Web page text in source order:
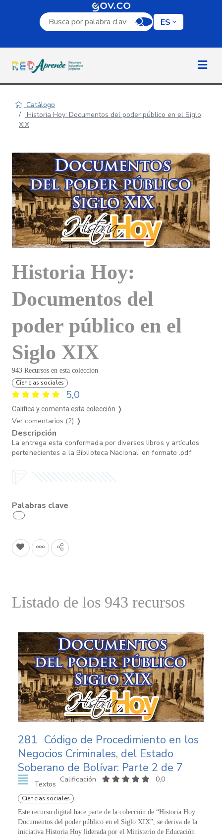
Campo de búsqueda por palabra clave
ES
Catálogo
Historia Hoy: Documentos del poder público en el Siglo
XIX
Historia Hoy:
Documentos del
poder público en el
Siglo XIX
943 Recursos en esta coleccion
Ciencias sociales
5,0
Califica y comenta esta colección ❭
Ver comentarios (2) ❭
Descripción
La entrega esta conformada por diversos libros y artículos
pertenecientes a la Biblioteca Nacional, en formato .pdf
Palabras clave
Listado de los 943 recursos
281 Código de Procedimiento en los
Negocios Criminales, del Estado
Soberano de Bolívar: Parte 2 de 7
Textos
Calificación 0,0
Ciencias sociales
Este recurso digital hace parte de la colección de “Historia Hoy:
Documentos del poder público en el Siglo XIX”, se deriva de la
iniciativa Historia Hoy liderada por el Ministerio de Educación